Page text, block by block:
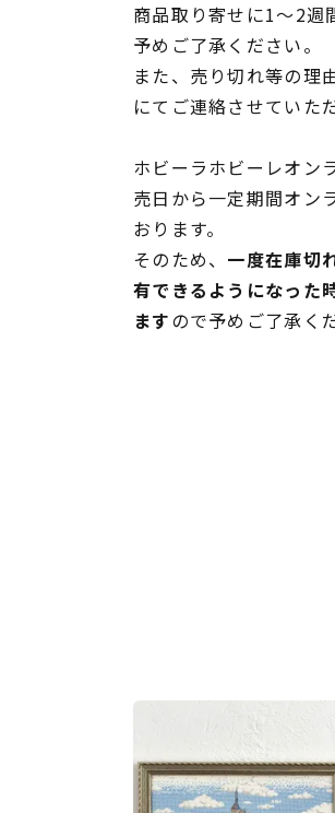
商品取り寄せに1～2週
予めご了承ください。
また、売り切れ等の理
にてご連絡させていた
ホビーラホビーレオン
売日から一定期間オン
おります。
そのため、 一度在庫切
有できるようになった
ますので予めご了承く